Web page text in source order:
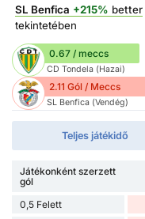
SL Benfica +215% better
tekintetében
0.67 / meccs
CD Tondela (Hazai)
2.11 Gól / Meccs
SL Benfica (Vendég)
Teljes játékidő
Játékonként szerzett
gól
0,5 Felett